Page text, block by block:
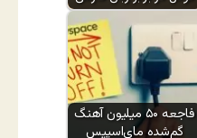
فاجعه ۵۰ میلیون آهنگ
گم‌شده مای‌اسپیس